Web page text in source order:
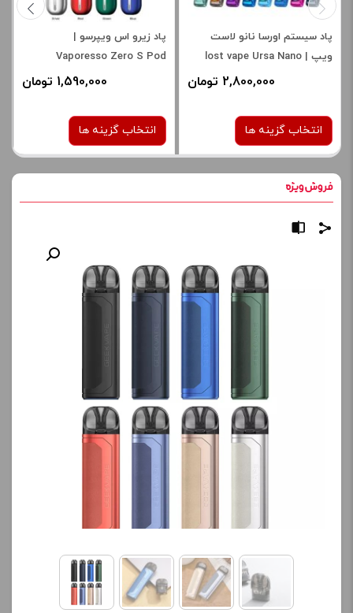
پاد سیستم اورسا نانو لاست
ویپ | lost vape Ursa Nano
2,800,000 تومان
انتخاب گزینه ها
black Red Sandalwood
برای فعال شدن سبد خرید و
نمایش قیمت ، گزینه های
آخرین بروزرسانی
-
افزودن به سبد خرید
پاد زیرو اس ویپرسو |
Vaporesso Zero S Pod
1,590,000 تومان
انتخاب گزینه ها
با عرض پوزش،
شما یافت نشد.
خواهشمندیمً
ترکیب دیگری را
انتخاب کنید.
نمایش قیمت ، گزینه های
محصول را از کادر بالا انتخاب
کنید.